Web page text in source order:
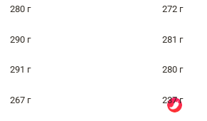
280 г 272 г
290 г 281 г
291 г 280 г
267 г 237 г